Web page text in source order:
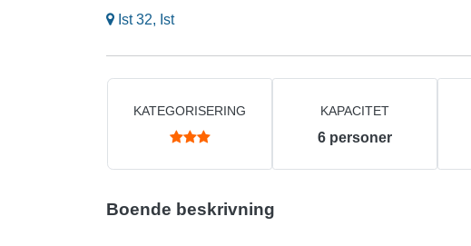
Ist 32, Ist
KATEGORISERING KAPACITET
6 personer
Boende beskrivning